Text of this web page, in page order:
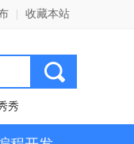
收藏本站
秀